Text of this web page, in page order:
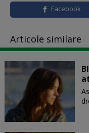
Facebook
Articole similare